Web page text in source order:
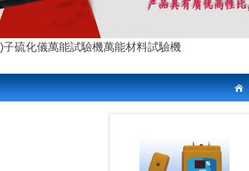
子硫化儀萬能試驗機萬能材料試驗機